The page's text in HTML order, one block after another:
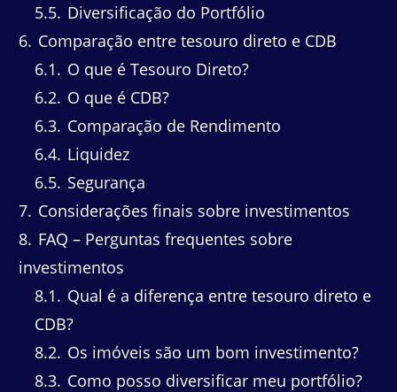
5.5 Diversificação do Portfólio
6 Comparação entre tesouro direto e CDB
6.1
O que é Tesouro Direto?
6.2 O que é CDB?
6.3 Comparação de Rendimento
6.4 Liquidez
6.5 Segurança
7 Considerações finais sobre investimentos
8 FAQ – Perguntas frequentes sobre
investimentos
8.1
Qual é a diferença entre tesouro direto e
CDB?
8.2 Os imóveis são um bom investimento?
8.3 Como posso diversificar meu portfólio?